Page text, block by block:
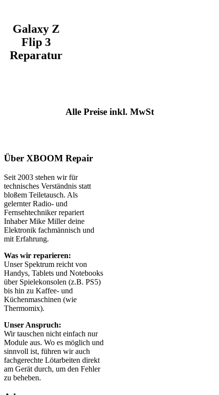
Galaxy Z
Flip 3
Reparatur
Alle Preise inkl. MwSt
Über XBOOM Repair
Seit 2003 stehen wir für
technisches Verständnis statt
bloßem Teiletausch. Als
gelernter Radio- und
Fernsehtechniker repariert
Inhaber Mike Miller deine
Elektronik fachmännisch und
mit Erfahrung.
Was wir reparieren:
Unser Spektrum reicht von
Handys, Tablets und Notebooks
über Spielekonsolen (z.B. PS5)
bis hin zu Kaffee- und
Küchenmaschinen (wie
Thermomix).
Unser Anspruch:
Wir tauschen nicht einfach nur
Module aus. Wo es möglich und
sinnvoll ist, führen wir auch
fachgerechte Lötarbeiten direkt
am Gerät durch, um den Fehler
zu beheben.